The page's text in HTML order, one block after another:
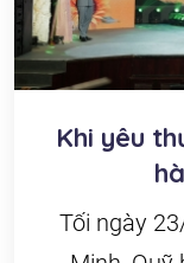
Khi yêu
Tối ngày